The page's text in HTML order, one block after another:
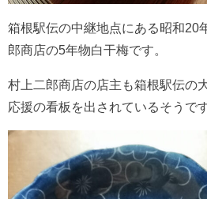
箱根駅伝の中継地点にある昭和20
郎商店の5年物白干梅です。
村上二郎商店の店主も箱根駅伝の
応援の看板を出されているそうです